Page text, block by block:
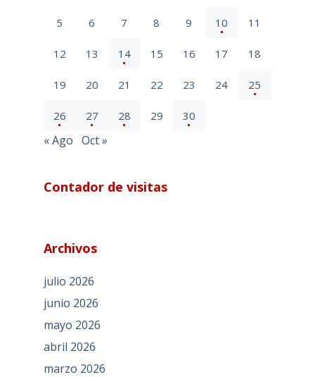
5 6 7 8 9 10 11
12 13 14 15 16 17 18
19 20 21 22 23 24 25
26 27 28 29 30
« Ago Oct »
Contador de visitas
Archivos
julio 2026
junio 2026
mayo 2026
abril 2026
marzo 2026